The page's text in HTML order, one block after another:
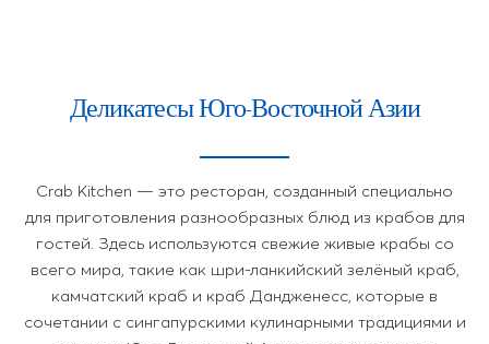
Деликатесы Юго-Восточной Азии
Crab Kitchen — это ресторан, созданный специально
для приготовления разнообразных блюд из крабов для
гостей. Здесь используются свежие живые крабы со
всего мира, такие как шри-ланкийский зелёный краб,
камчатский краб и краб Дандженесс, которые в
сочетании с сингапурскими кулинарными традициями и